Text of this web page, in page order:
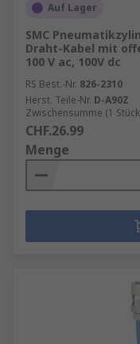
Auf Lager
SMC
Draht-Kabel mit
100 V ac, 100V dc
RS Best.-Nr. 826-2310
Herst. Teile-Nr. D-A90Z
Zwischensumme (1
CHF.26.99
Menge